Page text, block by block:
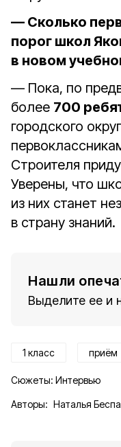
— Сколько
порог школ
в новом
— Пока, по
более 700
городского
Строителя
Уверены, что
из них станет
в страну знаний.
Нашли
Выделите ее и
1 класс приём
Сюжеты: Интервью
Авторы: Наталья